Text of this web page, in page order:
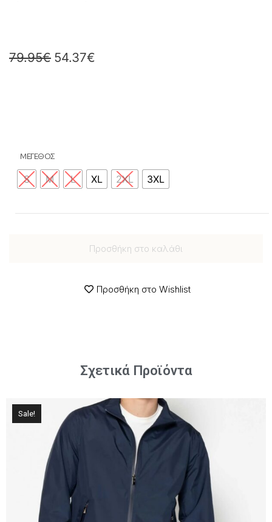
79.95€ 54.37€
ΜΕΓΕΘΟΣ
S M L XL 2XL 3XL
Προσθήκη στο καλάθι
Προσθήκη στο Wishlist
Σχετικά Προϊόντα
Sale!